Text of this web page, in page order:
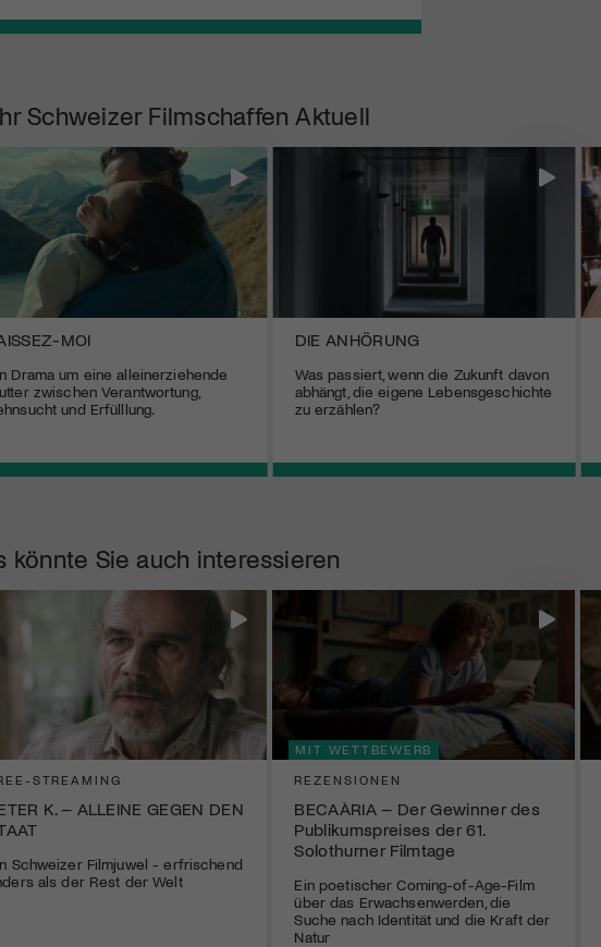
Schweizer Filmschaffen Aktuell
MOI
Drama um eine alleinerziehende
zwischen Verantwortung,
und Erfülllung.
DIE ANHÖRUNG
Was passiert, wenn die Zukunft davon
abhängt, die eigene Lebensgeschichte
zu erzählen?
könnte Sie auch interessieren
STREAMING
K. – ALLEINE GEGEN DEN
Schweizer Filmjuwel - erfrischend
als der Rest der Welt
MIT WETTBEWERB
REZENSIONEN
BECAÀRIA – Der Gewinner des
Publikumspreises der 61.
Solothurner Filmtage
Ein poetischer Coming-of-Age-Film
über das Erwachsenwerden, die
Suche nach Identität und die Kraft der
Natur